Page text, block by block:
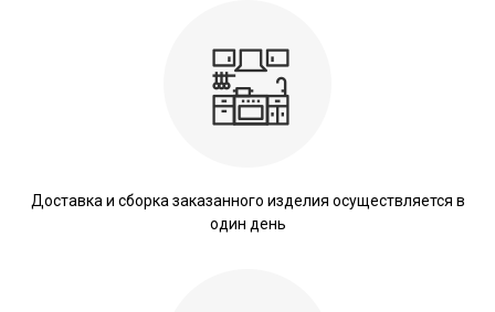
Доставка и сборка заказанного изделия осуществляется в
один день